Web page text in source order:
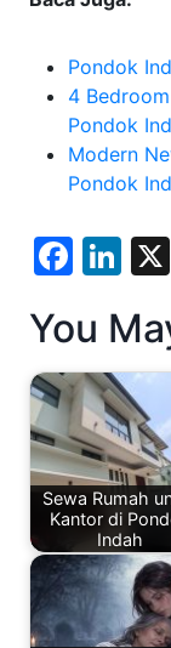
Pondok
4
Pondok
Modern
Pondok
F
c
e
b
o
o
k
Li
k
e
dI
n
You
Sewa Rumah
Kantor di
Indah